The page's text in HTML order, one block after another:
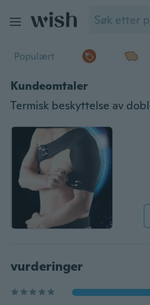
Populært
Kundeomtaler
vurderinger